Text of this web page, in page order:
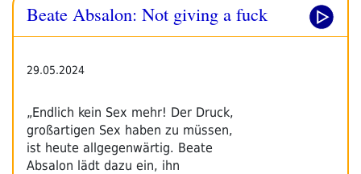
Beate Absalon: Not giving a fuck
29.05.2024
„Endlich kein Sex mehr! Der Druck,
großartigen Sex haben zu müssen,
ist heute allgegenwärtig. Beate
Absalon lädt dazu ein, ihn